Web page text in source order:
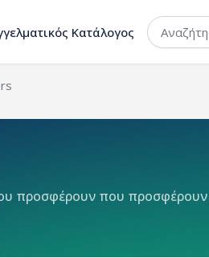
Κατάλογος
προσφέρουν που προσφέρουν